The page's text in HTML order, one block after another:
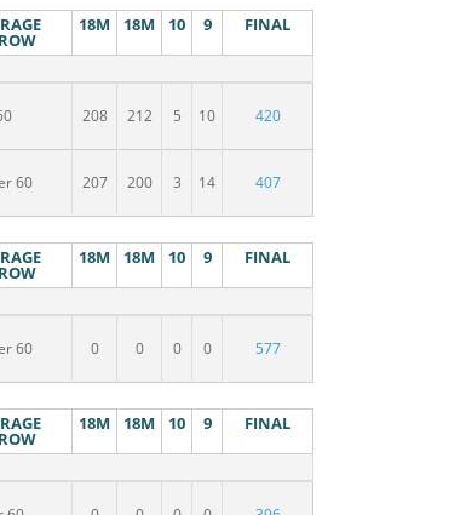
18M 18M 10 9 FINAL
208 212 5 10 420
60 207 200 3 14 407
18M 18M 10 9 FINAL
60 0 0 0 0 577
18M 18M 10 9 FINAL